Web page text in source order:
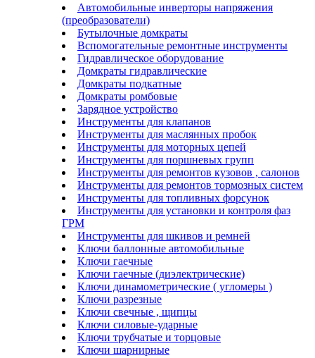
Автомобильные инверторы напряжения
(преобразователи)
Бутылочные домкраты
Вспомогательные ремонтные инструменты
Гидравлическое оборудование
Домкраты гидравлические
Домкраты подкатные
Домкраты ромбовые
Зарядное устройство
Инструменты для клапанов
Инструменты для маслянных пробок
Инструменты для моторных цепей
Инструменты для поршневых групп
Инструменты для ремонтов кузовов , салонов
Инструменты для ремонтов тормозных систем
Инструменты для топливных форсунок
Инструменты для установки и контроля фаз
ГРМ
Инструменты для шкивов и ремней
Ключи баллонные автомобильные
Ключи гаечные
Ключи гаечные (диэлектрические)
Ключи динамометрические ( угломеры )
Ключи разрезные
Ключи свечные , щипцы
Ключи силовые-ударные
Ключи трубчатые и торцовые
Ключи шарнирные